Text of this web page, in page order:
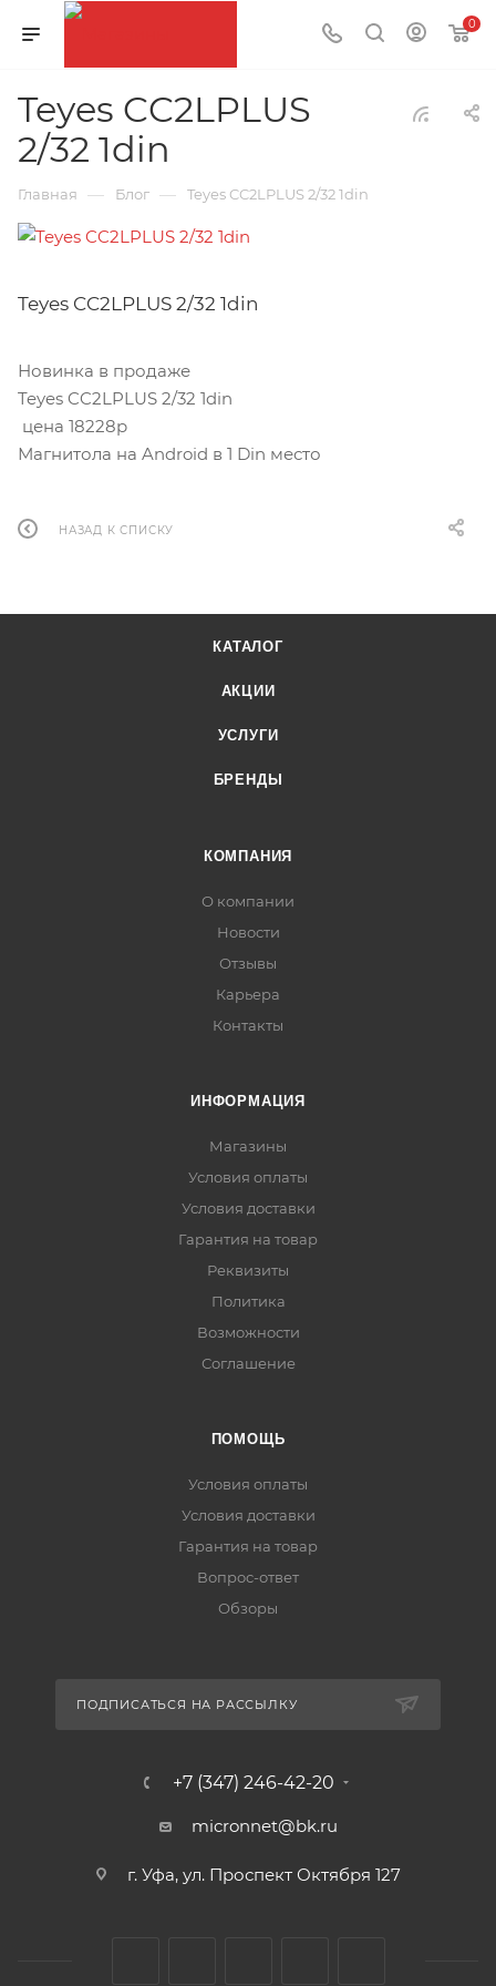
0
Teyes CC2LPLUS
2/32 1din
Главная — Блог — Teyes CC2LPLUS 2/32 1din
Teyes CC2LPLUS 2/32 1din
Новинка в продаже
Teyes CC2LPLUS 2/32 1din
цена 18228р
Магнитола на Android в 1 Din место
НАЗАД К СПИСКУ
КАТАЛОГ
АКЦИИ
УСЛУГИ
БРЕНДЫ
КОМПАНИЯ
О компании
Новости
Отзывы
Карьера
Контакты
ИНФОРМАЦИЯ
Магазины
Условия оплаты
Условия доставки
Гарантия на товар
Реквизиты
Политика
Возможности
Соглашение
ПОМОЩЬ
Условия оплаты
Условия доставки
Гарантия на товар
Вопрос-ответ
Обзоры
ПОДПИСАТЬСЯ НА РАССЫЛКУ
+7 (347) 246-42-20
micronnet@bk.ru
г. Уфа, ул. Проспект Октября 127